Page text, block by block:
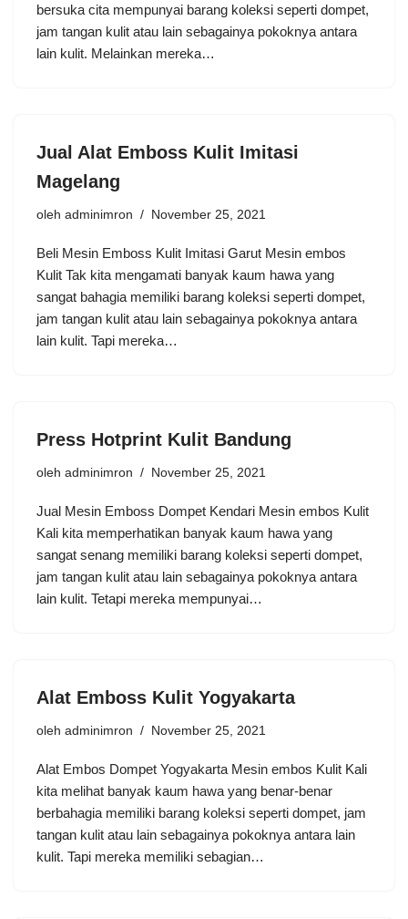
bersuka cita mempunyai barang koleksi seperti dompet,
jam tangan kulit atau lain sebagainya pokoknya antara
lain kulit. Melainkan mereka…
Jual Alat Emboss Kulit Imitasi
Magelang
oleh adminimron November 25, 2021
Beli Mesin Emboss Kulit Imitasi Garut Mesin embos
Kulit Tak kita mengamati banyak kaum hawa yang
sangat bahagia memiliki barang koleksi seperti dompet,
jam tangan kulit atau lain sebagainya pokoknya antara
lain kulit. Tapi mereka…
Press Hotprint Kulit Bandung
oleh adminimron November 25, 2021
Jual Mesin Emboss Dompet Kendari Mesin embos Kulit
Kali kita memperhatikan banyak kaum hawa yang
sangat senang memiliki barang koleksi seperti dompet,
jam tangan kulit atau lain sebagainya pokoknya antara
lain kulit. Tetapi mereka mempunyai…
Alat Emboss Kulit Yogyakarta
oleh adminimron November 25, 2021
Alat Embos Dompet Yogyakarta Mesin embos Kulit Kali
kita melihat banyak kaum hawa yang benar-benar
berbahagia memiliki barang koleksi seperti dompet, jam
tangan kulit atau lain sebagainya pokoknya antara lain
kulit. Tapi mereka memiliki sebagian…